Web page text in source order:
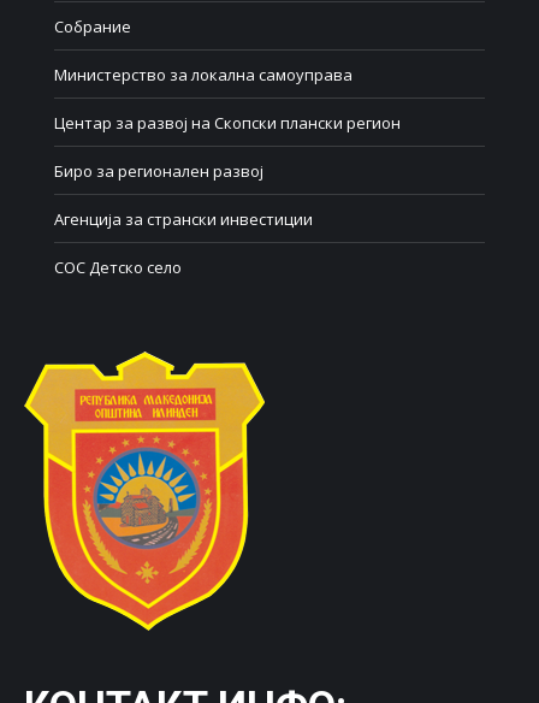
Собрание
Министерство за локална самоуправа
Центар за развој на Скопски плански регион
Биро за регионален развој
Агенција за странски инвестиции
СОС Детско село